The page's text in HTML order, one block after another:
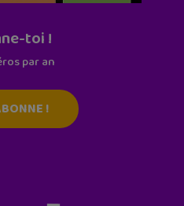
toi !
par an
!